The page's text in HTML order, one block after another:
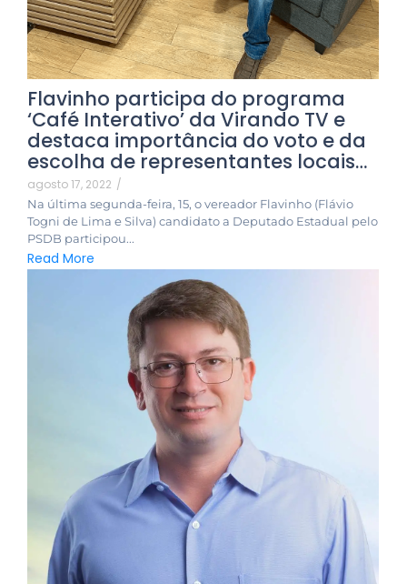
Flavinho participa do programa
‘Café Interativo’ da Virando TV e
destaca importância do voto e da
escolha de representantes locais…
agosto 17, 2022 /
Na última segunda-feira, 15, o vereador Flavinho (Flávio
Togni de Lima e Silva) candidato a Deputado Estadual pelo
PSDB participou...
Read More